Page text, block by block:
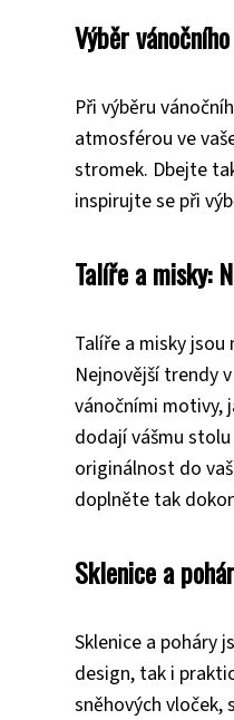
Výběr
Při výběru
atmosférou ve
stromek. Dbejte
inspirujte se při
Talíře a misky:
Talíře a misky
Nejnovější trendy
vánočními motivy,
dodají vášmu
originálnost do
doplněte tak
Sklenice a
Sklenice a poháry
design, tak i
sněhových